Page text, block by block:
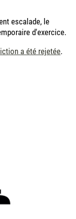
escalade, le
d'exercice.
a été rejetée.